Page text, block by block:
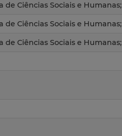
de Ciências Sociais e Humanas;
de Ciências Sociais e Humanas;
de Ciências Sociais e Humanas;